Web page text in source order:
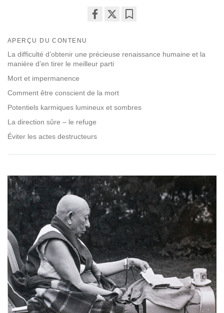
facebook
APERÇU DU CONTENU
La difficulté d’obtenir une précieuse renaissance humaine et la
manière d’en tirer le meilleur parti
Mort et impermanence
Comment être conscient de la mort
Potentiels karmiques lumineux et sombres
La direction sûre – le refuge
Éviter les actes destructeurs